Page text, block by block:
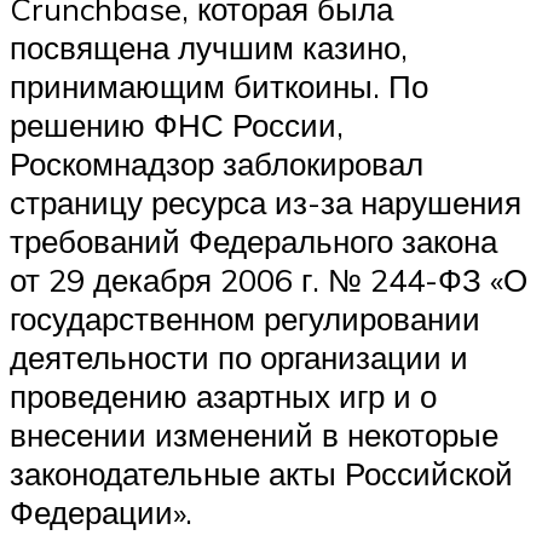
Crunchbase, которая была
посвящена лучшим казино,
принимающим биткоины. По
решению ФНС России,
Роскомнадзор заблокировал
страницу ресурса из-за нарушения
требований Федерального закона
от 29 декабря 2006 г. № 244-ФЗ «О
государственном регулировании
деятельности по организации и
проведению азартных игр и о
внесении изменений в некоторые
законодательные акты Российской
Федерации».